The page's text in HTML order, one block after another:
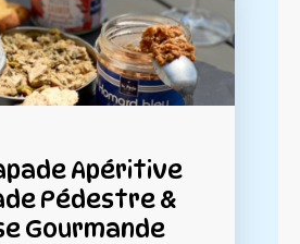
Apéritive
Pédestre &
Gourmande